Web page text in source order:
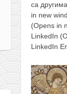
са
in new
(Opens in
LinkedIn
LinkedIn